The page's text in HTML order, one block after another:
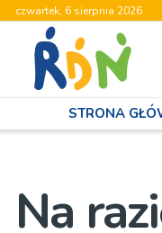
czwartek, 6 sierpnia 2026
STRONA
Na